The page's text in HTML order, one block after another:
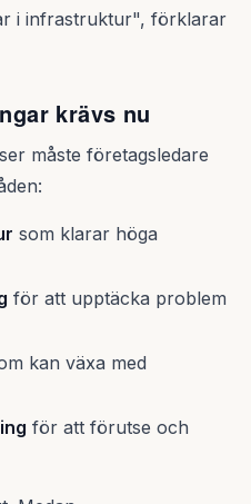
i infrastruktur", förklarar
krävs nu
måste företagsledare
som klarar höga
för att upptäcka problem
kan växa med
för att förutse och